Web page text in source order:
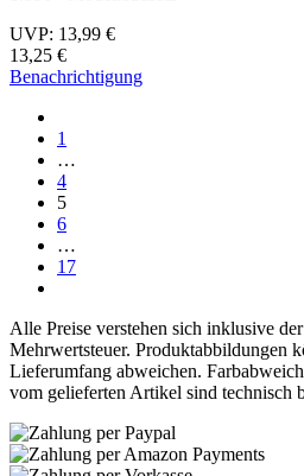
UVP: 13,99 €
13,25 €
Benachrichtigung
1
…
4
5
6
…
17
Alle Preise verstehen sich inklusive
Mehrwertsteuer. Produktabbildungen
Lieferumfang abweichen.
vom gelieferten Artikel sind technisch